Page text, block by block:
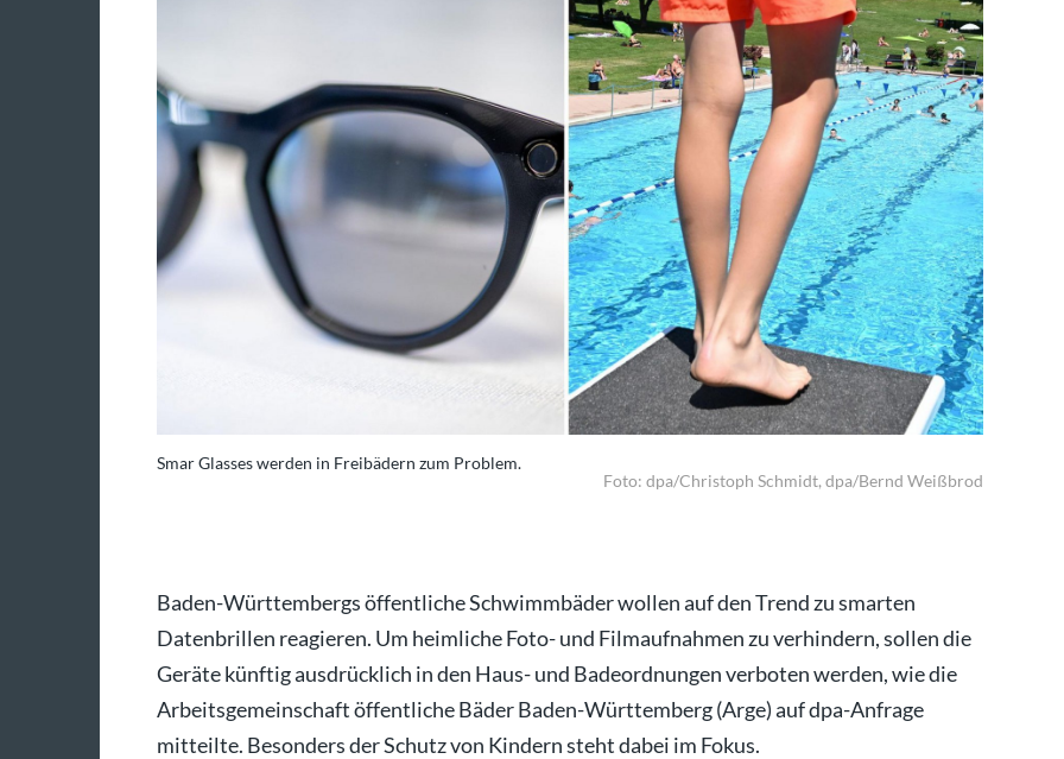
Smar Glasses werden in Freibädern zum Problem.
Foto: dpa/Christoph Schmidt, dpa/Bernd Weißbrod
Baden-Württembergs öffentliche Schwimmbäder wollen auf den Trend zu smarten
Datenbrillen reagieren. Um heimliche Foto- und Filmaufnahmen zu verhindern, sollen die
Geräte künftig ausdrücklich in den Haus- und Badeordnungen verboten werden, wie die
Arbeitsgemeinschaft öffentliche Bäder Baden-Württemberg (Arge) auf dpa-Anfrage
mitteilte. Besonders der Schutz von Kindern steht dabei im Fokus.